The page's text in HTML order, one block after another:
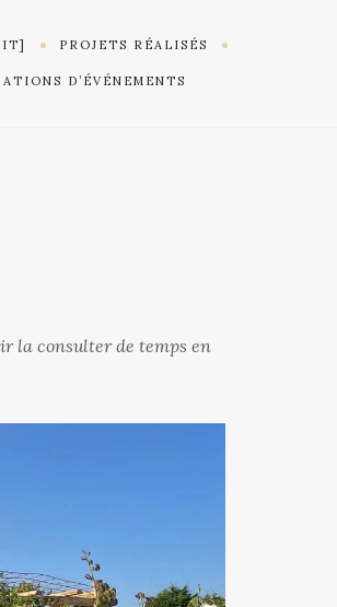
PROJETS RÉALISÉS
D’ÉVÉNEMENTS
la consulter de temps en